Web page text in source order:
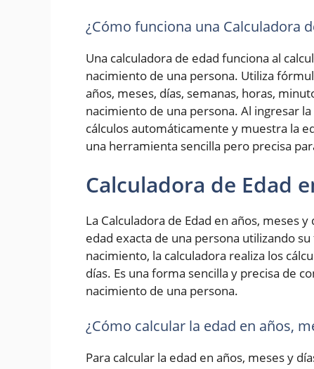
¿Cómo funciona una Calculadora
Una calculadora de edad funciona al
nacimiento de una persona. Utiliza
años, meses, días, semanas, horas,
nacimiento de una persona. Al ingresar
cálculos automáticamente y muestra la
una herramienta sencilla pero precisa
Calculadora de Edad
La Calculadora de Edad en años, meses
edad exacta de una persona utilizando
nacimiento, la calculadora realiza los
días. Es una forma sencilla y precisa de
nacimiento de una persona.
¿Cómo calcular la edad en años,
Para calcular la edad en años, meses y